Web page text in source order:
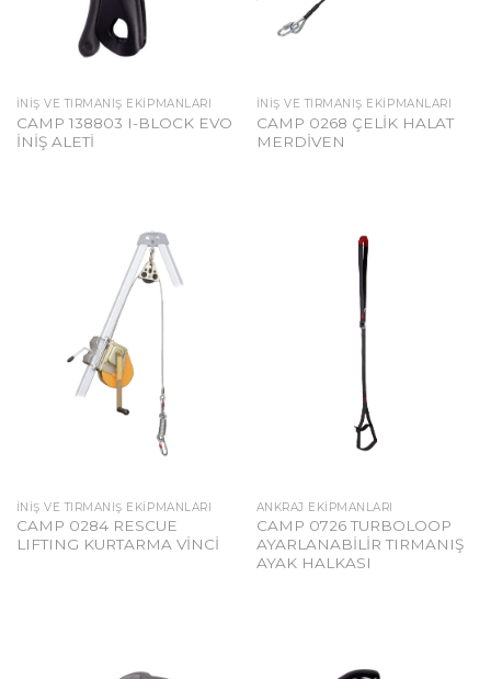
İNIŞ VE TIRMANIŞ EKIPMANLARI
CAMP 138803 I-BLOCK EVO
İNİŞ ALETİ
İNIŞ VE TIRMANIŞ EKIPMANLARI
CAMP 0268 ÇELİK HALAT
MERDİVEN
İNIŞ VE TIRMANIŞ EKIPMANLARI
CAMP 0284 RESCUE
LIFTING KURTARMA VİNCİ
ANKRAJ EKIPMANLARI
CAMP 0726 TURBOLOOP
AYARLANABİLİR TIRMANIŞ
AYAK HALKASI